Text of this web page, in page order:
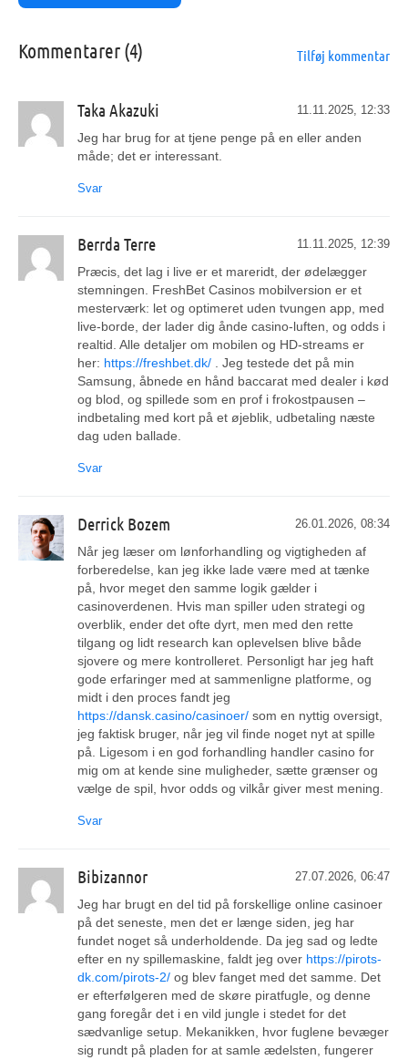
Kommentarer (4) Tilføj kommentar
Taka Akazuki 11.11.2025, 12:33
Jeg har brug for at tjene penge på en eller anden
måde; det er interessant.
Svar
Berrda Terre 11.11.2025, 12:39
Præcis, det lag i live er et mareridt, der ødelægger
stemningen. FreshBet Casinos mobilversion er et
mesterværk: let og optimeret uden tvungen app, med
live-borde, der lader dig ånde casino-luften, og odds i
realtid. Alle detaljer om mobilen og HD-streams er
her: https://freshbet.dk/ . Jeg testede det på min
Samsung, åbnede en hånd baccarat med dealer i kød
og blod, og spillede som en prof i frokostpausen –
indbetaling med kort på et øjeblik, udbetaling næste
dag uden ballade.
Svar
Derrick Bozem 26.01.2026, 08:34
Når jeg læser om lønforhandling og vigtigheden af
forberedelse, kan jeg ikke lade være med at tænke
på, hvor meget den samme logik gælder i
casinoverdenen. Hvis man spiller uden strategi og
overblik, ender det ofte dyrt, men med den rette
tilgang og lidt research kan oplevelsen blive både
sjovere og mere kontrolleret. Personligt har jeg haft
gode erfaringer med at sammenligne platforme, og
midt i den proces fandt jeg
https://dansk.casino/casinoer/ som en nyttig oversigt,
jeg faktisk bruger, når jeg vil finde noget nyt at spille
på. Ligesom i en god forhandling handler casino for
mig om at kende sine muligheder, sætte grænser og
vælge de spil, hvor odds og vilkår giver mest mening.
Svar
Bibizannor 27.07.2026, 06:47
Jeg har brugt en del tid på forskellige online casinoer
på det seneste, men det er længe siden, jeg har
fundet noget så underholdende. Da jeg sad og ledte
efter en ny spillemaskine, faldt jeg over https://pirots-
dk.com/pirots-2/ og blev fanget med det samme. Det
er efterfølgeren med de skøre piratfugle, og denne
gang foregår det i en vild jungle i stedet for det
sædvanlige setup. Mekanikken, hvor fuglene bevæger
sig rundt på pladen for at samle ædelsten, fungerer